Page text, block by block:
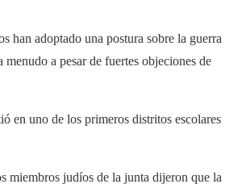
han adoptado una postura sobre la guerra
a pesar de fuertes objeciones de
en uno de los primeros distritos escolares
miembros judíos de la junta dijeron que la